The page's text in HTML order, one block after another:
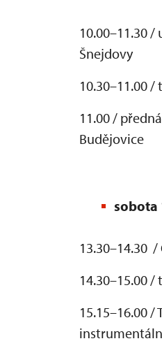
10.00–11.30
Šnejdovy
10.30–11.00
11.00 /
Budějovice
sobota
13.30–14.30
14.30–15.00
15.15–16.00